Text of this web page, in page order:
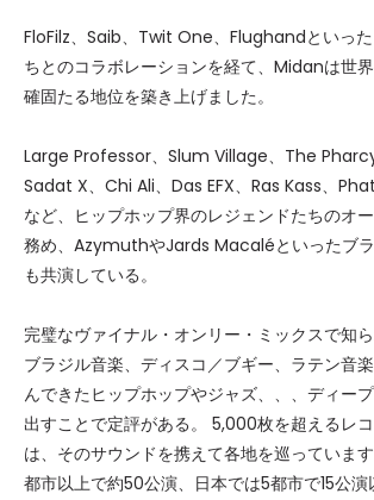
FloFilz、Saib、Twit One、Flughandといっ
ちとのコラボレーションを経て、Midanは世
確固たる地位を築き上げました。
Large Professor、Slum Village、The
Sadat X、Chi Ali、Das EFX、Ras Kass、
など、ヒップホップ界のレジェンドたちのオ
務め、AzymuthやJards Macaléといったブラ
も共演している。
完璧なヴァイナル・オンリー・ミックスで知
ブラジル音楽、ディスコ／ブギー、ラテン音
んできたヒップホップやジャズ、、、ディー
出すことで定評がある。 5,000枚を超えるレ
は、そのサウンドを携えて各地を巡っていま
都市以上で約50公演、日本では5都市で15公演